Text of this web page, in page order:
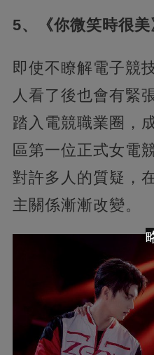
5、《你微笑時很美
即使不瞭解電子競
人看了後也會有緊
踏入電競職業圈，
區第一位正式女電
對許多人的質疑，
主關係漸漸改變。